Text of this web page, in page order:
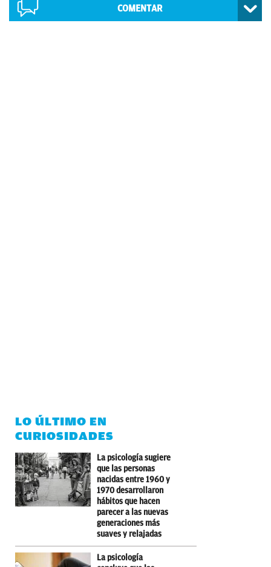
COMENTAR
LO ÚLTIMO EN
CURIOSIDADES
La psicología sugiere
que las personas
nacidas entre 1960 y
1970 desarrollaron
hábitos que hacen
parecer a las nuevas
generaciones más
suaves y relajadas
La psicología